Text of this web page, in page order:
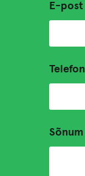
E-post
Telefon
Sõnum